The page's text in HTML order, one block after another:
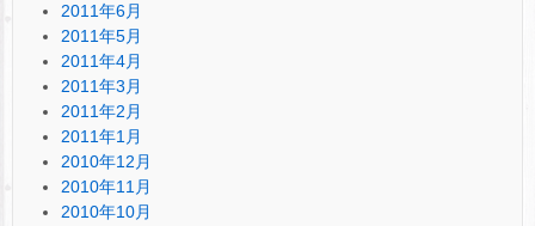
2011年6月
2011年5月
2011年4月
2011年3月
2011年2月
2011年1月
2010年12月
2010年11月
2010年10月